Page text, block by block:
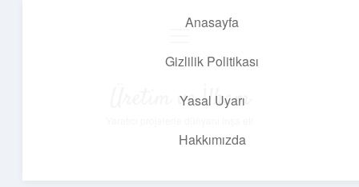
Anasayfa
Gizlilik Politikası
Yasal Uyarı
Hakkımızda
Üretim ve İlham